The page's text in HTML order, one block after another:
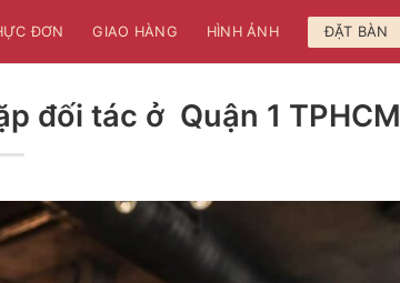
ĐƠN GIAO HÀNG HÌNH ẢNH ĐẶT BÀN
đối tác ở Quận 1 TPHCM